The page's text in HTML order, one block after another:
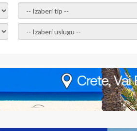
- izaberi tip -
- Izaberite uslugu -